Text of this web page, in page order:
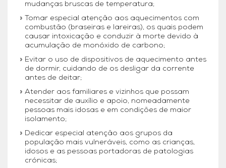
mudanças bruscas de temperatura;
Tomar especial atenção aos aquecimentos com
combustão (braseiras e lareiras), os quais podem
causar intoxicação e conduzir à morte devido à
acumulação de monóxido de carbono;
Evitar o uso de dispositivos de aquecimento antes
de dormir, cuidando de os desligar da corrente
antes de deitar;
Atender aos familiares e vizinhos que possam
necessitar de auxílio e apoio, nomeadamente
pessoas mais idosas e em condições de maior
isolamento;
Dedicar especial atenção aos grupos da
população mais vulneráveis, como as crianças,
idosos e as pessoas portadoras de patologias
crónicas;